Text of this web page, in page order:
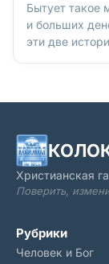
Бытует такое
и больших
эти две
21:31).
Христианская
Поверить,
Рубрики
Человек и Бог